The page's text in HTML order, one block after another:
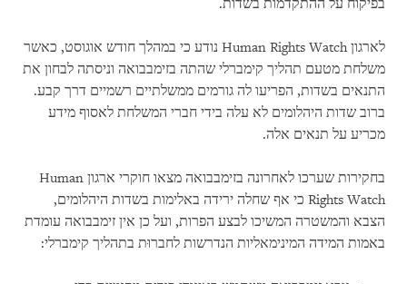
בפיקוח על ההתקדמות בשדות.
לארגון Human Rights Watch נודע כי במהלך חודש אוגוסט, כאשר
משלחת מטעם תהליך קימברלי שהתה בזימבבואה וניסתה לבחון את
התנאים בשדות, הפריעו לה גורמים ממשלתיים רשמיים דרך קבע.
ברוב שדות היהלומים לא עלה בידי חברי המשלחת לאסוף מידע
מכריע על תנאים אלה.
בחקירות שערכו לאחרונה בזימבבואה מצאו חוקרי ארגון Human
Rights Watch כי אף שחלה ירידה באלימות בשדות היהלומים,
הצבא והמשטרה המשיכו לבצע הפרות, ועל כן אין זימבבואה עומדת
באמות המידה המינימאליות הנדרשות לחברוּת בתהליך קימברלי: